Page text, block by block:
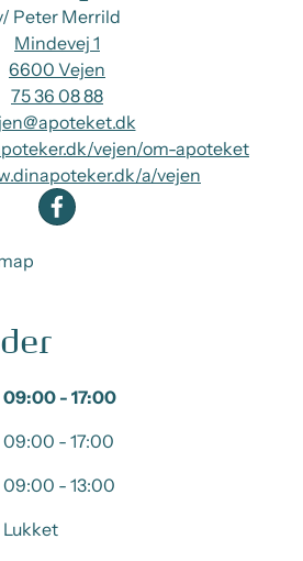
Peter Merrild
Mindevej 1
6600 Vejen
75 36 08 88
vejen/om-apoteket
a/vejen
09:00 - 17:00
09:00 - 17:00
09:00 - 13:00
Lukket